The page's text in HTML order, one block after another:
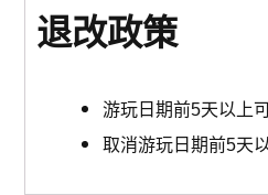
退改政策
游玩日期前5天以上
取消游玩日期前5天